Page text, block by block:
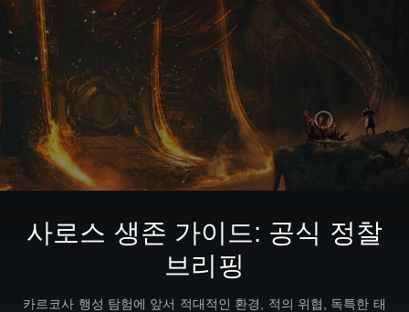
사로스 생존 가이드: 공식 정찰
브리핑
카르코사 행성 탐험에 앞서 적대적인 환경, 적의 위협, 독특한 태